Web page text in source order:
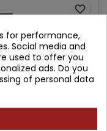
favorite_border
for performance,
Social media and
used to offer you
ads. Do you
of personal data